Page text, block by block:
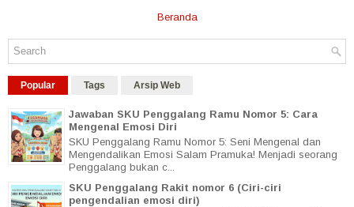
Beranda
Popular Tags Arsip Web
Jawaban SKU Penggalang Ramu Nomor 5: Cara
Mengenal Emosi Diri
SKU Penggalang Ramu Nomor 5: Seni Mengenal dan
Mengendalikan Emosi Salam Pramuka! Menjadi seorang
Penggalang bukan c...
SKU Penggalang Rakit nomor 6 (Ciri-ciri
pengendalian emosi diri)